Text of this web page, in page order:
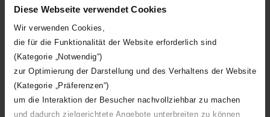
Diese Webseite verwendet Cookies
Wir verwenden Cookies,
die für die Funktionalität der Website erforderlich sind
(Kategorie „Notwendig“)
zur Optimierung der Darstellung und des Verhaltens der Website
(Kategorie „Präferenzen“)
um die Interaktion der Besucher nachvollziehbar zu machen
und dadurch zielgerichtete Angebote unterbreiten zu können